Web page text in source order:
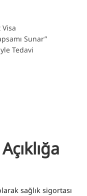
Sunar”
Tedavi
sağlık sigortası